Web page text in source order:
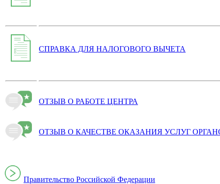
СПРАВКА ДЛЯ НАЛОГОВОГО ВЫЧЕТА
ОТЗЫВ О РАБОТЕ ЦЕНТРА
ОТЗЫВ О КАЧЕСТВЕ ОКАЗАНИЯ УСЛУГ
Правительство Российской Федерации